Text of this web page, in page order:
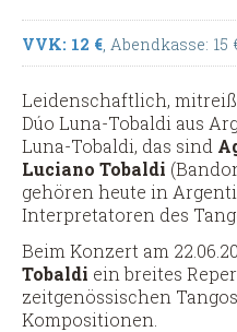
VVK: 12 €, Abendkasse: 15
Leidenschaftlich,
Dúo Luna-Tobaldi aus
Luna-Tobaldi, das sind
Luciano Tobaldi
gehören heute in
Interpretatoren des
Beim Konzert am
Tobaldi ein breites
zeitgenössischen
Kompositionen.